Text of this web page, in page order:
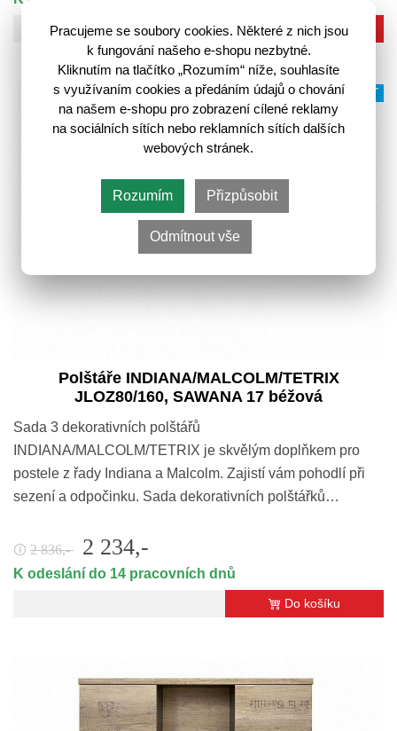
Do košíku
VÍCE VARIANT
Polštáře INDIANA/MALCOLM/TETRIX
JLOZ80/160, SAWANA 17 béžová
Sada 3 dekorativních polštářů
INDIANA/MALCOLM/TETRIX je skvělým doplňkem pro
postele z řady Indiana a Malcolm. Zajistí vám pohodlí při
sezení a odpočinku. Sada dekorativních polštářků…
🛈 2 836,- 2 234,-
K odeslání do 14 pracovních dnů
Do košíku
Pracujeme se soubory cookies. Některé z nich jsou
k fungování našeho e-shopu nezbytné.
Kliknutím na tlačítko „Rozumím“ níže, souhlasíte
s využívaním cookies a předáním údajů o chování
na našem e-shopu pro zobrazení cílené reklamy
na sociálních sítích nebo reklamních sítích dalších
webových stránek.
Rozumím Přizpůsobit
Odmítnout vše